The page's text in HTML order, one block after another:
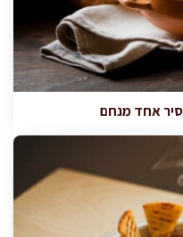
אחד מנחם